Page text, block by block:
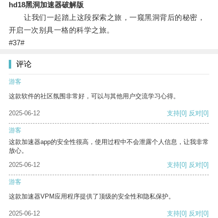
hd18黑洞加速器破解版
让我们一起踏上这段探索之旅，一窥黑洞背后的秘密，
开启一次别具一格的科学之旅。
#37#
评论
游客
这款软件的社区氛围非常好，可以与其他用户交流学习心得。
2025-06-12 支持[0] 反对[0]
游客
这款加速器app的安全性很高，使用过程中不会泄露个人信息，让我非常
放心。
2025-06-12
支持[0] 反对[0]
游客
这款加速器VPM应用程序提供了顶级的安全性和隐私保护。
2025-06-12 支持[0] 反对[0]